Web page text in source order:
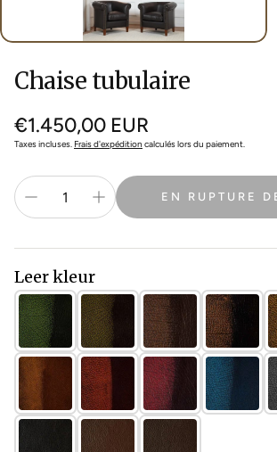
Chaise tubulaire
Prix
normal
€1.450,00 EUR
Taxes incluses. Frais d'expédition calculés lors du paiement.
EN RUPTURE
Leer kleur